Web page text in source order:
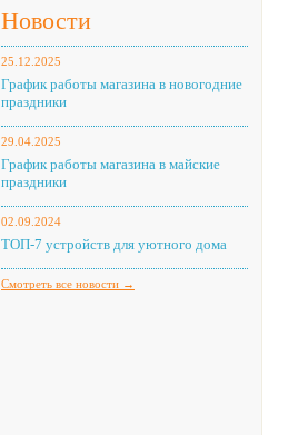
Новости
25.12.2025
График работы магазина в новогодние
праздники
29.04.2025
График работы магазина в майские
праздники
02.09.2024
ТОП-7 устройств для уютного дома
Смотреть все новости →